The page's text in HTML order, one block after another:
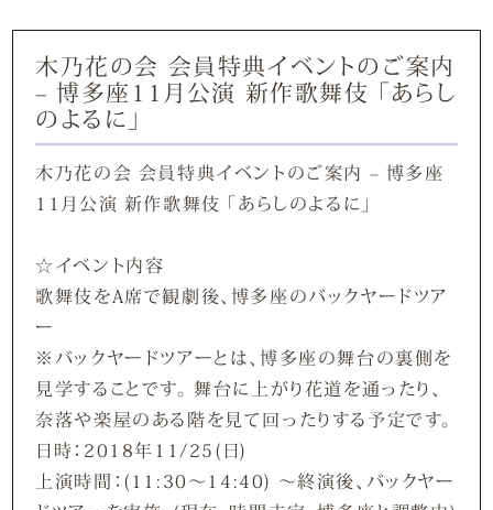
木乃花の会 会員特典イベントのご案内
– 博多座11月公演 新作歌舞伎 「あらし
のよるに」
木乃花の会 会員特典イベントのご案内 – 博多座
11月公演 新作歌舞伎 「あらしのよるに」
☆イベント内容
歌舞伎をA席で観劇後、博多座のバックヤードツア
ー
※バックヤードツアーとは、博多座の舞台の裏側を
見学することです。 舞台に上がり花道を通ったり、
奈落や楽屋のある階を見て回ったりする予定です。
日時：2018年11/25(日)
上演時間：(11:30～14:40) 〜終演後、バックヤー